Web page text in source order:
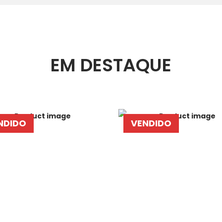
EM DESTAQUE
VENDIDO